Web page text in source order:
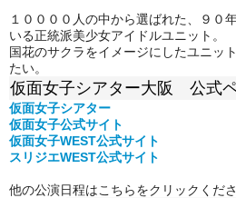
１００００人の中から選ばれた、９０
いる正統派美少女アイドルユニット。
国花のサクラをイメージにしたユニッ
たい。
仮面女子シアター大阪 公式
仮面女子シアター
仮面女子公式サイト
仮面女子WEST公式サイト
スリジエWEST公式サイト
他の公演日程はこちらをクリックくだ